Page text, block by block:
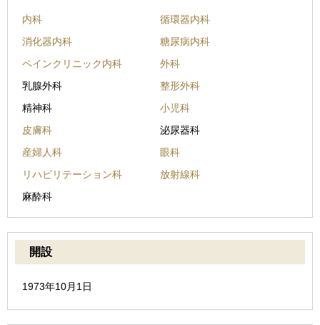
内科
循環器内科
消化器内科
糖尿病内科
ペインクリニック内科
外科
乳腺外科
整形外科
精神科
小児科
皮膚科
泌尿器科
産婦人科
眼科
リハビリテーション科
放射線科
麻酔科
開設
1973年10月1日